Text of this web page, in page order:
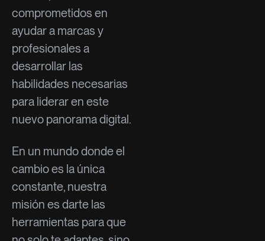
comprometidos en
ayudar a marcas y
profesionales a
desarrollar las
habilidades necesarias
para liderar en este
nuevo panorama digital.
En un mundo donde el
cambio es la única
constante, nuestra
misión es darte las
herramientas para que